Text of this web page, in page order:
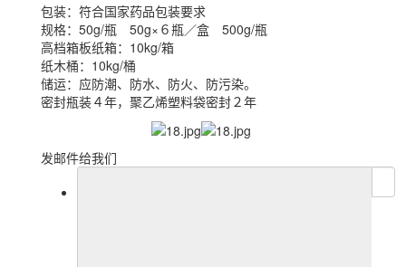
包装：符合国家药品包装要求
规格：50g/瓶 50g×６瓶／盒 500g/瓶
高档箱板纸箱：10kg/箱
纸木桶：10kg/桶
储运：应防潮、防水、防火、防污染。
密封瓶装４年，聚乙烯塑料袋密封２年
发邮件给我们